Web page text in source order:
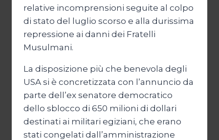
relative incomprensioni seguite al colpo
di stato del luglio scorso e alla durissima
repressione ai danni dei Fratelli
Musulmani.
La disposizione più che benevola degli
USA si è concretizzata con l’annuncio da
parte dell’ex senatore democratico
dello sblocco di 650 milioni di dollari
destinati ai militari egiziani, che erano
stati congelati dall’amministrazione